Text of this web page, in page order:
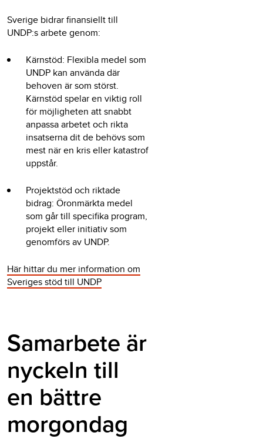
Sverige bidrar finansiellt till
UNDP:s arbete genom:
Kärnstöd: Flexibla medel som
UNDP kan använda där
behoven är som störst.
Kärnstöd spelar en viktig roll
för möjligheten att snabbt
anpassa arbetet och rikta
insatserna dit de behövs som
mest när en kris eller katastrof
uppstår.
Projektstöd och riktade
bidrag: Öronmärkta medel
som går till specifika program,
projekt eller initiativ som
genomförs av UNDP.
Här hittar du mer information om
Sveriges stöd till UNDP
Samarbete är
nyckeln till
en bättre
morgondag